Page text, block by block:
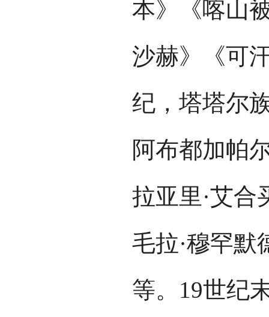
本》《喀山
沙赫》《可
纪，塔塔尔
阿布都加帕
拉亚里·艾合
毛拉·穆罕默
等。19世纪